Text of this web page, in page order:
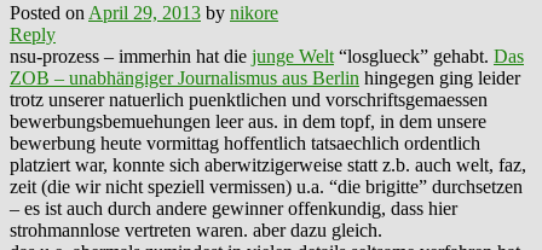
Posted on April 29, 2013 by nikore
Reply
nsu-prozess – immerhin hat die junge Welt “losglueck” gehabt. Das
ZOB – unabhängiger Journalismus aus Berlin hingegen ging leider
trotz unserer natuerlich puenktlichen und vorschriftsgemaessen
bewerbungsbemuehungen leer aus. in dem topf, in dem unsere
bewerbung heute vormittag hoffentlich tatsaechlich ordentlich
platziert war, konnte sich aberwitzigerweise statt z.b. auch welt, faz,
zeit (die wir nicht speziell vermissen) u.a. “die brigitte” durchsetzen
– es ist auch durch andere gewinner offenkundig, dass hier
strohmannlose vertreten waren. aber dazu gleich.